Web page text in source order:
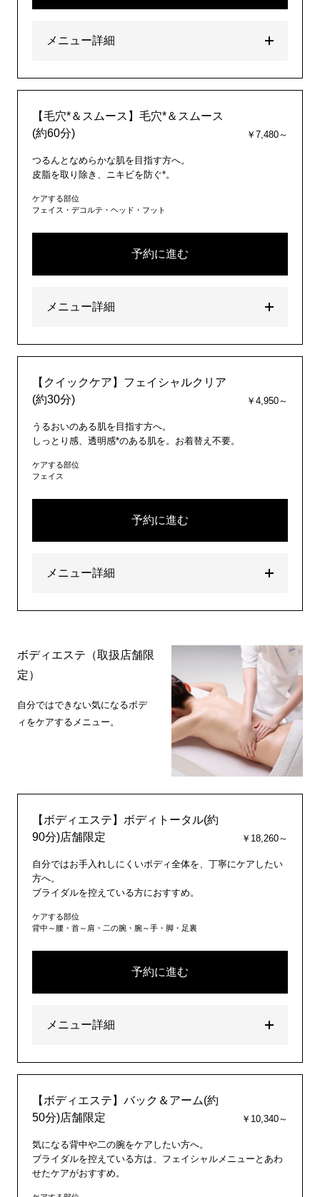
メニュー詳細
【毛穴*＆スムース】毛穴*＆スムース
(約60分)
￥7,480～
つるんとなめらかな肌を目指す方へ。
皮脂を取り除き、ニキビを防ぐ*。
ケアする部位
フェイス・デコルテ・ヘッド・フット
予約に進む
メニュー詳細
【クイックケア】フェイシャルクリア
(約30分)
￥4,950～
うるおいのある肌を目指す方へ。
しっとり感、透明感*のある肌を。お着替え不要。
ケアする部位
フェイス
予約に進む
メニュー詳細
ボディエステ（取扱店舗限
定）
自分ではできない気になるボデ
ィをケアするメニュー。
【ボディエステ】ボディトータル(約
90分)店舗限定
￥18,260～
自分ではお手入れしにくいボディ全体を、丁寧にケアしたい
方へ。
ブライダルを控えている方におすすめ。
ケアする部位
背中～腰・首～肩・二の腕・腕～手・脚・足裏
予約に進む
メニュー詳細
【ボディエステ】バック＆アーム(約
50分)店舗限定
￥10,340～
気になる背中や二の腕をケアしたい方へ。
ブライダルを控えている方は、フェイシャルメニューとあわ
せたケアがおすすめ。